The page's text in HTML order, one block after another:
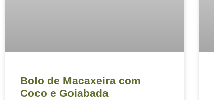
Bolo de Macaxeira com
Coco e Goiabada